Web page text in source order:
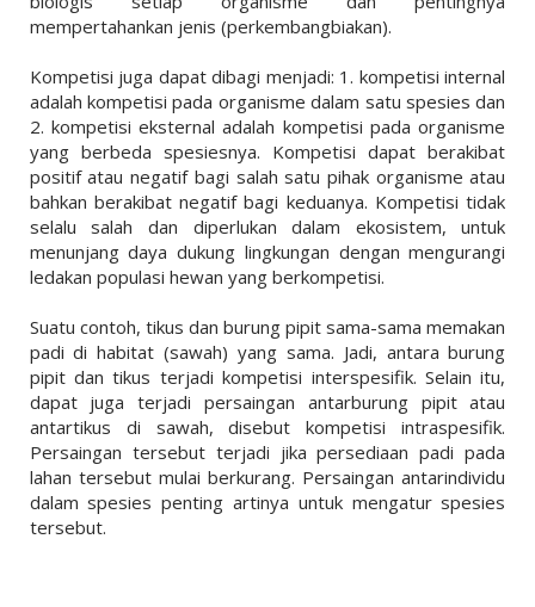
mempertahankan jenis (perkembangbiakan).
Kompetisi juga dapat dibagi menjadi: 1. kompetisi internal
adalah kompetisi pada organisme dalam satu spesies dan
2. kompetisi eksternal adalah kompetisi pada organisme
yang berbeda spesiesnya. Kompetisi dapat berakibat
positif atau negatif bagi salah satu pihak organisme atau
bahkan berakibat negatif bagi keduanya. Kompetisi tidak
selalu salah dan diperlukan dalam ekosistem, untuk
menunjang daya dukung lingkungan dengan mengurangi
ledakan populasi hewan yang berkompetisi.
Suatu contoh, tikus dan burung pipit sama-sama memakan
padi di habitat (sawah) yang sama. Jadi, antara burung
pipit dan tikus terjadi kompetisi interspesifik. Selain itu,
dapat juga terjadi persaingan antarburung pipit atau
antartikus di sawah, disebut kompetisi intraspesifik.
Persaingan tersebut terjadi jika persediaan padi pada
lahan tersebut mulai berkurang. Persaingan antarindividu
dalam spesies penting artinya untuk mengatur spesies
tersebut.